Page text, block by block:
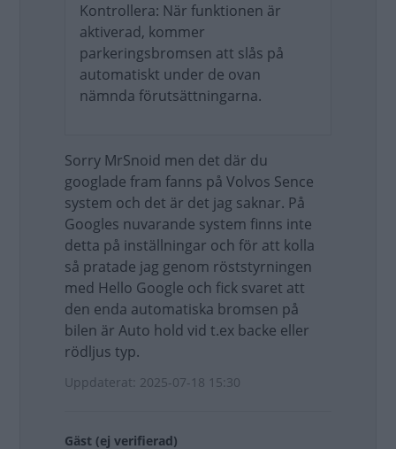
Kontrollera: När funktionen är
aktiverad, kommer
parkeringsbromsen att slås på
automatiskt under de ovan
nämnda förutsättningarna.
Sorry MrSnoid men det där du
googlade fram fanns på Volvos Sence
system och det är det jag saknar. På
Googles nuvarande system finns inte
detta på inställningar och för att kolla
så pratade jag genom röststyrningen
med Hello Google och fick svaret att
den enda automatiska bromsen på
bilen är Auto hold vid t.ex backe eller
rödljus typ.
Uppdaterat: 2025-07-18 15:30
Gäst (ej verifierad)